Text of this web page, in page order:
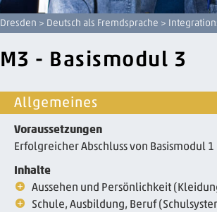
Dresden > Deutsch als Fremdsprache >
M3 - Basismodul 3
Allgemeines
Voraussetzungen
Erfolgreicher Abschluss von Basismodul
Inhalte
Aussehen und Persönlichkeit
Schule, Ausbildung, Beruf